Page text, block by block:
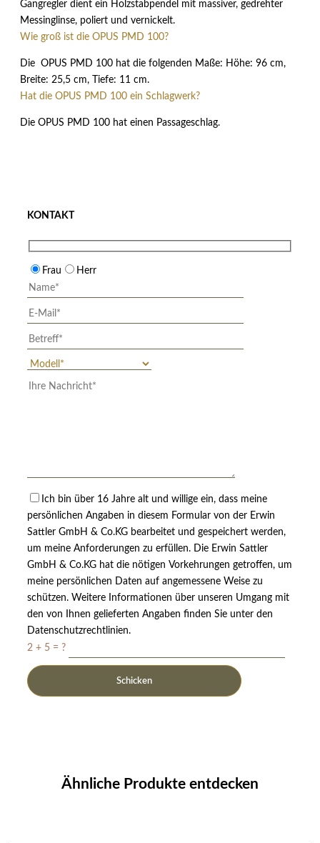
Gangregler dient ein Holzstabpendel mit massiver, gedrehter
Messinglinse, poliert und vernickelt.
Wie groß ist die OPUS PMD 100?
Die OPUS PMD 100 hat die folgenden Maße: Höhe: 96 cm,
Breite: 25,5 cm, Tiefe: 11 cm.
Hat die OPUS PMD 100 ein Schlagwerk?
Die OPUS PMD 100 hat einen Passageschlag.
KONTAKT
Frau Herr
Ich bin über 16 Jahre alt und willige ein, dass meine
persönlichen Angaben in diesem Formular von der Erwin
Sattler GmbH & Co.KG bearbeitet und gespeichert werden,
um meine Anforderungen zu erfüllen. Die Erwin Sattler
GmbH & Co.KG hat die nötigen Vorkehrungen getroffen, um
meine persönlichen Daten auf angemessene Weise zu
schützen. Weitere Informationen über unseren Umgang mit
den von Ihnen gelieferten Angaben finden Sie unter den
Datenschutzrechtlinien.
2 + 5 = ?
Ähnliche Produkte entdecken